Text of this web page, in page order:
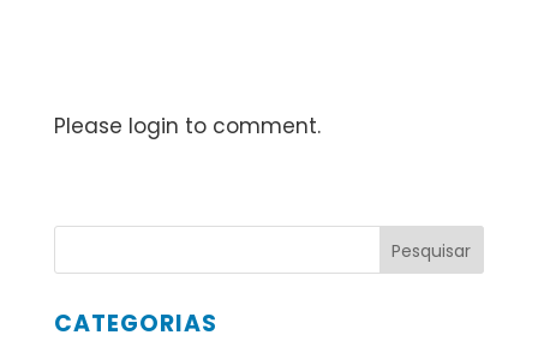
Please login to comment.
CATEGORIAS